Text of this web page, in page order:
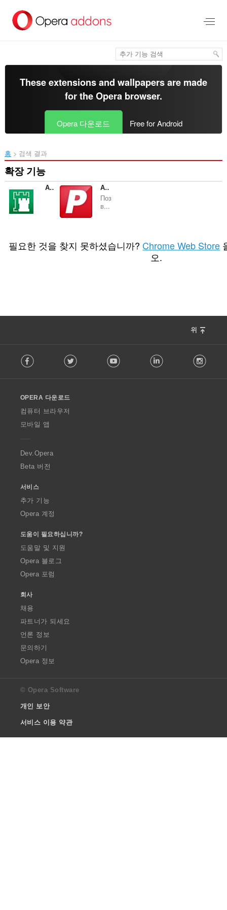
건
These extensions and wallpapers are made
for theOpera browser.
Opera 다운로드 Free for Android
홈 검색 결과
확장 기능
Адаптер Рутокен Web Плагин
등
급
Адаптер Рутокен Плагин
Поз
в...
등
급
필요한 것을 찾지 못하셨습니까? Chrome Web Store
오.
위
o
w
O
p
a
Facebook Twitter Youtube LinkedIn
OPERA 다운로드
컴퓨터 브라우저
모바일 앱
Dev.Opera
Beta 버전
서비스
추가 기능
Opera 계정
도움이 필요하십니까?
도움말 및 지원
Opera 블로그
Opera 포럼
회사
채용
파트너가 되세요
언론 정보
문의하기
Opera 정보
© Opera Software
개인 보안
서비스 이용 약관